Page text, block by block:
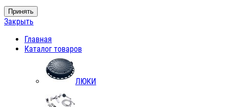
Принять
Закрыть
Главная
Каталог товаров
ЛЮКИ